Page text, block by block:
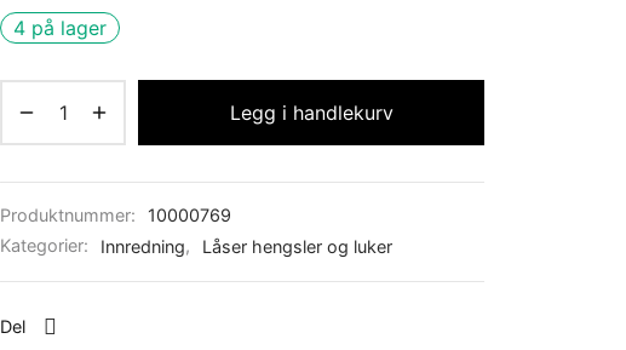
4 på lager
Legg i handlekurv
Produktnummer:
10000769
Kategorier:
Innredning, Låser hengsler og luker
Del